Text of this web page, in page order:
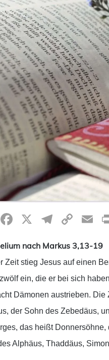
to search or ESC to close
WhatsApp
Facebook
X
nach Markus 3,13-19
Zeit stieg Jesus auf einen
ein, die er bei sich
Dämonen austrieben.
der Sohn des Zebedäus,
das heißt
Alphäus, Thaddäus,